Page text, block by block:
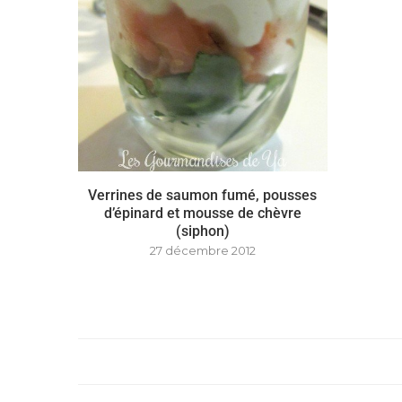
Verrines de saumon fumé, pousses
d’épinard et mousse de chèvre
(siphon)
27 décembre 2012